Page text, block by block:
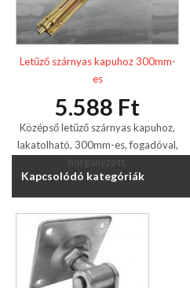
Letűző szárnyas kapuhoz 300mm-
es
5.588 Ft
Középső letűző szárnyas kapuhoz,
lakatolható, 300mm-es, fogadóval,
horganyzott.
Kapcsolódó kategóriák